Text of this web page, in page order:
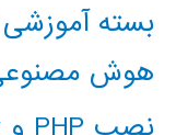
بسته
هوش